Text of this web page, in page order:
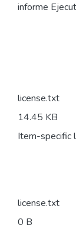
informe
license.txt
14.45 KB
Item-specific
license.txt
0 B